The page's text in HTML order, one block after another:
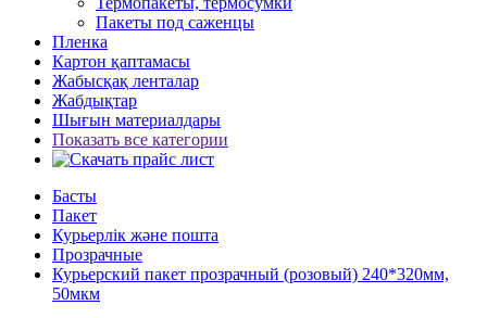
Пакеты под саженцы
Пленка
Картон қаптамасы
Жабысқақ ленталар
Жабдықтар
Шығын материалдары
Показать все категории
Басты
Пакет
Курьерлік және пошта
Прозрачные
Курьерский пакет прозрачный (розовый) 240*320мм,
50мкм